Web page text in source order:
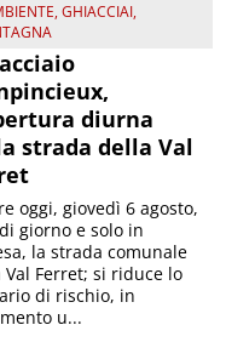
,GHIACCIAI,
diurna
strada della Val
oggi, giovedì 6 agosto,
giorno e solo in
la strada comunale
Val Ferret; si riduce lo
di rischio, in
u...